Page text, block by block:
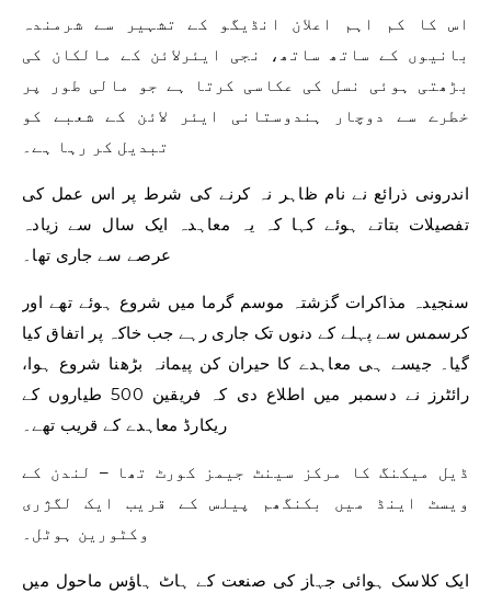
اس کا کم اہم اعلان انڈیگو کے تشہیر سے شرمندہ
بانیوں کے ساتھ ساتھ، نجی ایئرلائن کے مالکان کی
بڑھتی ہوئی نسل کی عکاسی کرتا ہے جو مالی طور پر
خطرے سے دوچار ہندوستانی ایئر لائن کے شعبے کو
تبدیل کر رہا ہے۔
اندرونی ذرائع نے نام ظاہر نہ کرنے کی شرط پر اس عمل کی
تفصیلات بتاتے ہوئے کہا کہ یہ معاہدہ ایک سال سے زیادہ
عرصے سے جاری تھا۔
سنجیدہ مذاکرات گزشتہ موسم گرما میں شروع ہوئے تھے اور
کرسمس سے پہلے کے دنوں تک جاری رہے جب خاکہ پر اتفاق کیا
گیا۔ جیسے ہی معاہدے کا حیران کن پیمانہ بڑھنا شروع ہوا،
رائٹرز نے دسمبر میں اطلاع دی کہ فریقین 500 طیاروں کے
ریکارڈ معاہدے کے قریب تھے۔
ڈیل میکنگ کا مرکز سینٹ جیمز کورٹ تھا – لندن کے
ویسٹ اینڈ میں بکنگھم پیلس کے قریب ایک لگژری
وکٹورین ہوٹل۔
ایک کلاسک ہوائی جہاز کی صنعت کے ہاٹ ہاؤس ماحول میں